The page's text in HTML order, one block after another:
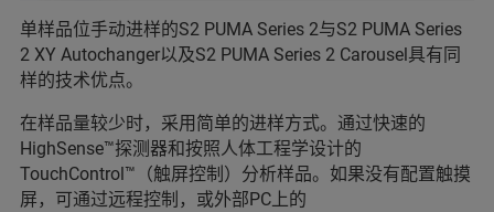
单样品位手动进样的S2 PUMA Series 2与S2 PUMA Series
2 XY Autochanger以及S2 PUMA Series 2 Carousel具有同
样的技术优点。
在样品量较少时，采用简单的进样方式。通过快速的
HighSense™探测器和按照人体工程学设计的
TouchControl™（触屏控制）分析样品。如果没有配置触摸
屏，可通过远程控制，或外部PC上的